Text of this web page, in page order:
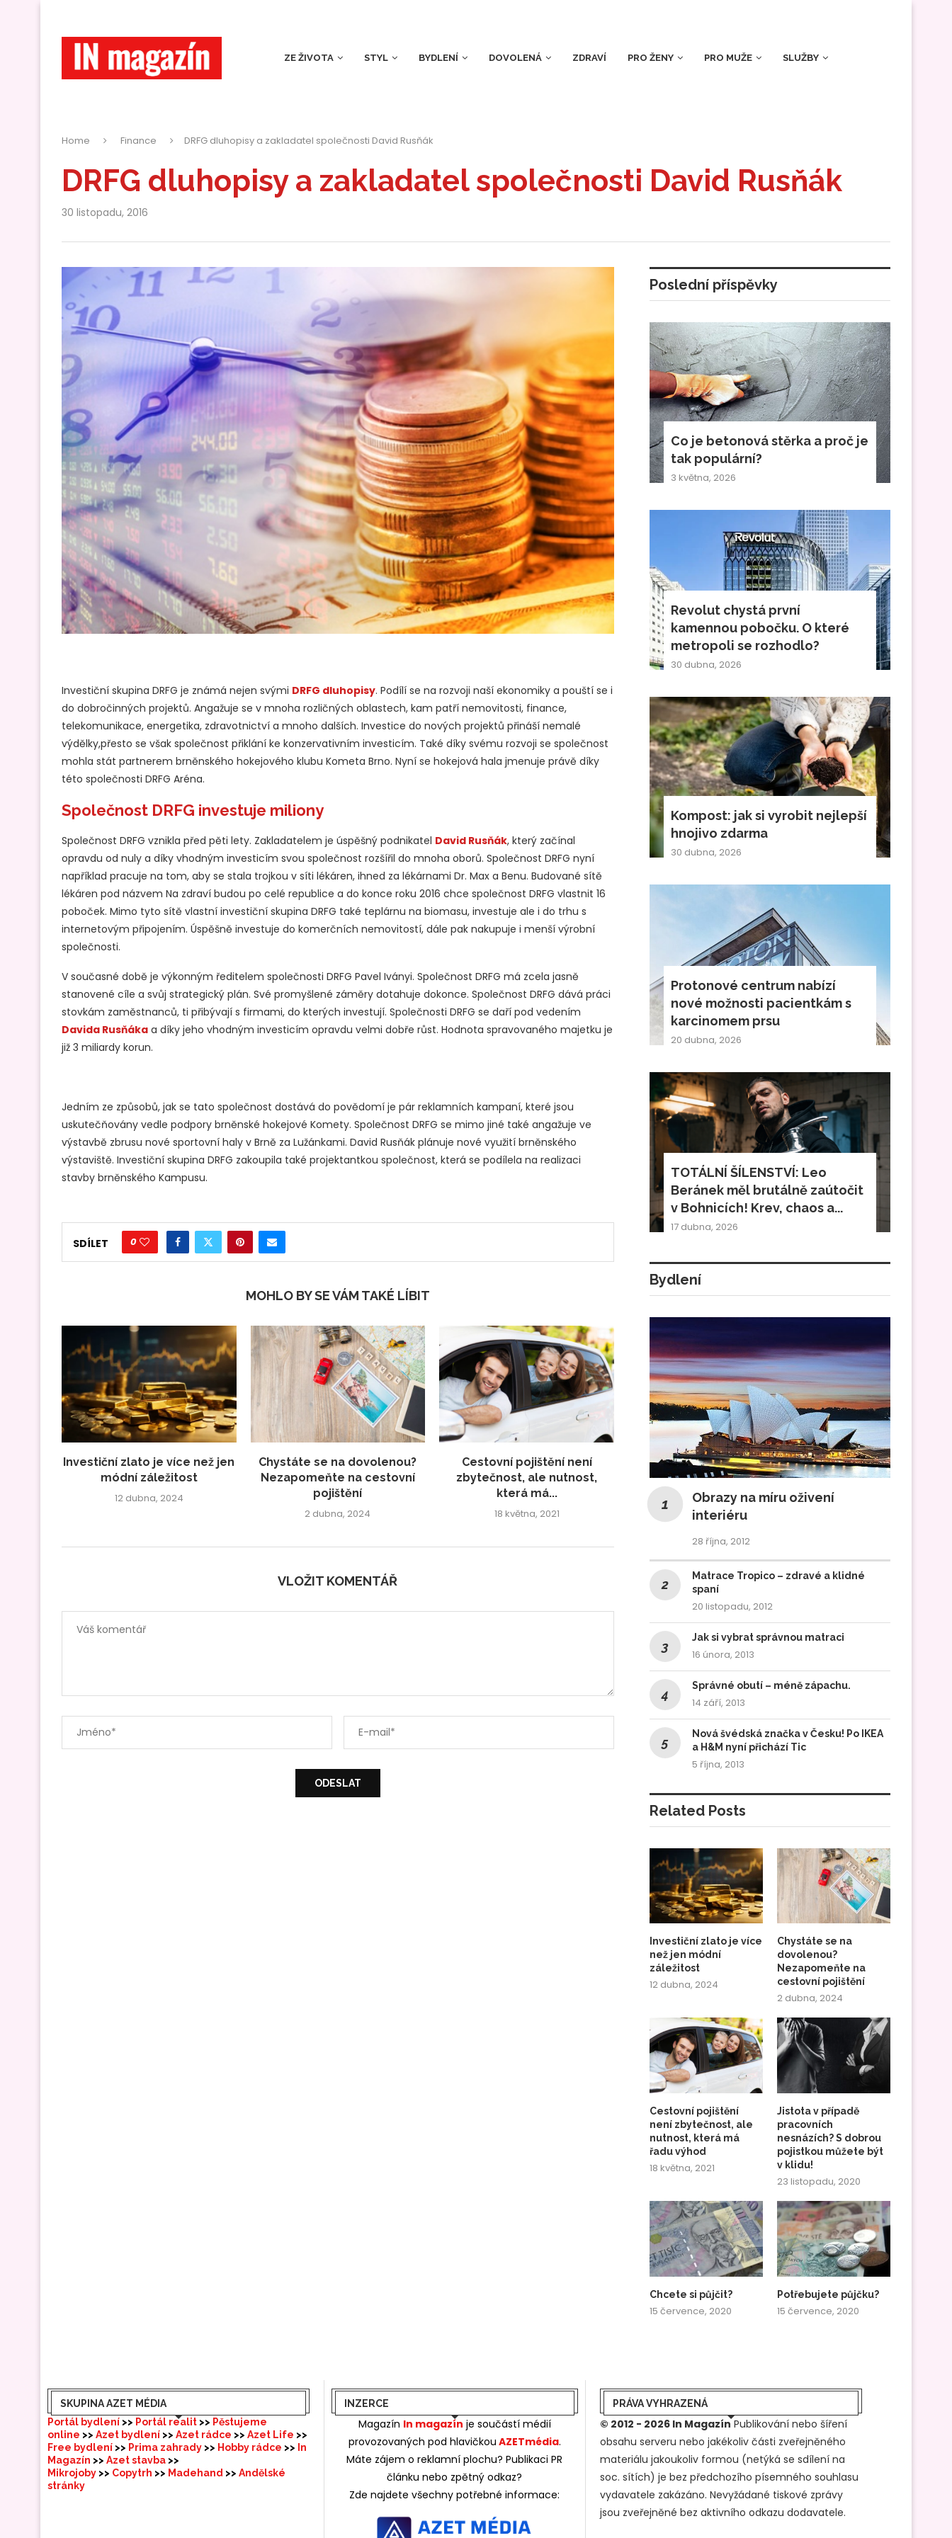
ZE ŽIVOTA STYL BYDLENÍ DOVOLENÁ ZDRAVÍ PRO ŽENY PRO MUŽE SLUŽBY
Home Finance DRFG dluhopisy a zakladatel společnosti David Rusňák
DRFG dluhopisy a zakladatel společnosti David Rusňák
30 listopadu, 2016
Investiční skupina DRFG je známá nejen svými DRFG dluhopisy. Podílí se na rozvoji naší ekonomiky a pouští se i
do dobročinných projektů. Angažuje se v mnoha rozličných oblastech, kam patří nemovitosti, finance,
telekomunikace, energetika, zdravotnictví a mnoho dalších. Investice do nových projektů přináší nemalé
výdělky,přesto se však společnost přiklání ke konzervativním investicím. Také díky svému rozvoji se společnost
mohla stát partnerem brněnského hokejového klubu Kometa Brno. Nyní se hokejová hala jmenuje právě díky
této společnosti DRFG Aréna.
Společnost DRFG investuje miliony
Společnost DRFG vznikla před pěti lety. Zakladatelem je úspěšný podnikatel David Rusňák, který začínal
opravdu od nuly a díky vhodným investicím svou společnost rozšířil do mnoha oborů. Společnost DRFG nyní
například pracuje na tom, aby se stala trojkou v síti lékáren, ihned za lékárnami Dr. Max a Benu. Budované sítě
lékáren pod názvem Na zdraví budou po celé republice a do konce roku 2016 chce společnost DRFG vlastnit 16
poboček. Mimo tyto sítě vlastní investiční skupina DRFG také teplárnu na biomasu, investuje ale i do trhu s
internetovým připojením. Úspěšně investuje do komerčních nemovitostí, dále pak nakupuje i menší výrobní
společnosti.
V současné době je výkonným ředitelem společnosti DRFG Pavel Iványi. Společnost DRFG má zcela jasně
stanovené cíle a svůj strategický plán. Své promyšlené záměry dotahuje dokonce. Společnost DRFG dává práci
stovkám zaměstnanců, ti přibývají s firmami, do kterých investují. Společnosti DRFG se daří pod vedením
Davida Rusňáka a díky jeho vhodným investicím opravdu velmi dobře růst. Hodnota spravovaného majetku je
již 3 miliardy korun.
Jedním ze způsobů, jak se tato společnost dostává do povědomí je pár reklamních kampaní, které jsou
uskutečňovány vedle podpory brněnské hokejové Komety. Společnost DRFG se mimo jiné také angažuje ve
výstavbě zbrusu nové sportovní haly v Brně za Lužánkami. David Rusňák plánuje nové využití brněnského
výstaviště. Investiční skupina DRFG zakoupila také projektantkou společnost, která se podílela na realizaci
stavby brněnského Kampusu.
SDÍLET 0
MOHLO BY SE VÁM TAKÉ LÍBIT
Investiční zlato je více než jen
módní záležitost
12 dubna, 2024
Chystáte se na dovolenou?
Nezapomeňte na cestovní
pojištění
2 dubna, 2024
Cestovní pojištění není
zbytečnost, ale nutnost,
která má...
18 května, 2021
VLOŽIT KOMENTÁŘ
Poslední příspěvky
Co je betonová stěrka a proč je
tak populární?
3 května, 2026
Revolut chystá první
kamennou pobočku. O které
metropoli se rozhodlo?
30 dubna, 2026
Kompost: jak si vyrobit nejlepší
hnojivo zdarma
30 dubna, 2026
Protonové centrum nabízí
nové možnosti pacientkám s
karcinomem prsu
20 dubna, 2026
TOTÁLNÍ ŠÍLENSTVÍ: Leo
Beránek měl brutálně zaútočit
v Bohnicích! Krev, chaos a...
17 dubna, 2026
Bydlení
Obrazy na míru oživení
interiéru
28 října, 2012
Matrace Tropico – zdravé a klidné
spaní
20 listopadu, 2012
Jak si vybrat správnou matraci
16 února, 2013
Správné obutí – méně zápachu.
14 září, 2013
Nová švédská značka v Česku! Po IKEA
a H&M nyní přichází Tic
5 října, 2013
Related Posts
Investiční zlato je více
než jen módní
záležitost
12 dubna, 2024
Chystáte se na
dovolenou?
Nezapomeňte na
cestovní pojištění
2 dubna, 2024
Cestovní pojištění
není zbytečnost, ale
nutnost, která má
řadu výhod
18 května, 2021
Jistota v případě
pracovních
nesnázích? S dobrou
pojistkou můžete být
v klidu!
23 listopadu, 2020
Chcete si půjčit?
15 července, 2020
Potřebujete půjčku?
15 července, 2020
SKUPINA AZET MÉDIA
Portál bydlení >> Portál realit >> Pěstujeme
online >> Azet bydlení >> Azet rádce >> Azet Life >>
Free bydlení >> Prima zahrady >> Hobby rádce >> In
Magazín >> Azet stavba >>
Mikrojoby >> Copytrh >> Madehand >> Andělské
stránky
INZERCE
Magazín In magazín je součástí médií
provozovaných pod hlavičkou AZETmédia.
Máte zájem o reklamní plochu? Publikaci PR
článku nebo zpětný odkaz?
Zde najdete všechny potřebné informace:
PRÁVA VYHRAZENÁ
© 2012 - 2026 In MagazínPublikování nebo šíření
obsahu serveru nebo jakékoliv části zveřejněného
materiálu jakoukoliv formou (netýká se sdílení na
soc. sítích) je bez předchozího písemného souhlasu
vydavatele zakázáno. Nevyžádané tiskové zprávy
jsou zveřejněné bez aktivního odkazu dodavatele.